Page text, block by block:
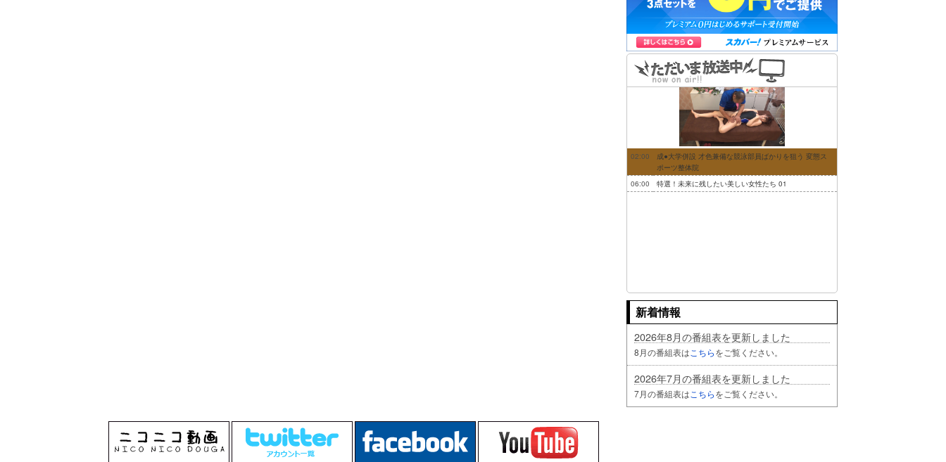
02:00
成●大学併設 才色兼備な競泳部員ばかりを狙う 変態ス
ポーツ整体院
06:00
特選！未来に残したい美しい女性たち 01
新着情報
2026年8月の番組表を更新しました
8月の番組表は こちらをご覧ください。
2026年7月の番組表を更新しました
7月の番組表は こちらをご覧ください。